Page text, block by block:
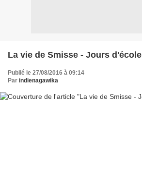
La vie de Smisse - Jours d'école
Publié le 27/08/2016 à 09:14
Par indienagawika